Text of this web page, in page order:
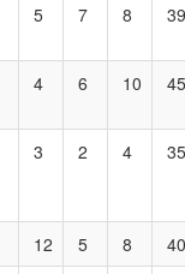
5 7 8 39
4 6 10 45
3 2 4 35
12 5 8
40